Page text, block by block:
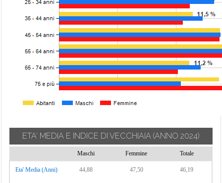
ETA' MEDIA E INDICE DI VECCHIAIA (ANNO 2024)
Maschi Femmine Totale
Eta' Media (Anni) 44,88 47,50 46,19